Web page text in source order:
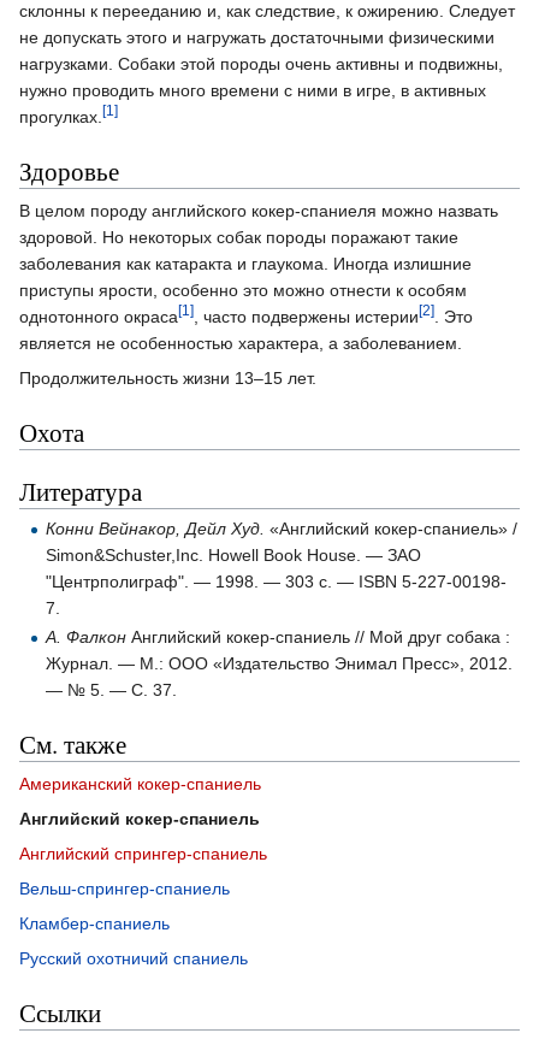
склонны к перееданию и, как следствие, к ожирению. Следует
не допускать этого и нагружать достаточными физическими
нагрузками. Собаки этой породы очень активны и подвижны,
нужно проводить много времени с ними в игре, в активных
прогулках.[1]
Здоровье
В целом породу английского кокер-спаниеля можно назвать
здоровой. Но некоторых собак породы поражают такие
заболевания как катаракта и глаукома. Иногда излишние
приступы ярости, особенно это можно отнести к особям
однотонного окраса[1], часто подвержены истерии[2]. Это
является не особенностью характера, а заболеванием.
Продолжительность жизни 13–15 лет.
Охота
Литература
Конни Вейнакор, Дейл Худ. «Английский кокер-спаниель» /
Simon&Schuster,Inc. Howell Book House. — ЗАО
"Центрполиграф". — 1998. — 303 с. — ISBN 5-227-00198-
7.
А. Фалкон Английский кокер-спаниель // Мой друг собака :
Журнал. — М.: ООО «Издательство Энимал Пресс», 2012.
— № 5. — С. 37.
См. также
Американский кокер-спаниель
Английский кокер-спаниель
Английский спрингер-спаниель
Вельш-спрингер-спаниель
Кламбер-спаниель
Русский охотничий спаниель
Ссылки